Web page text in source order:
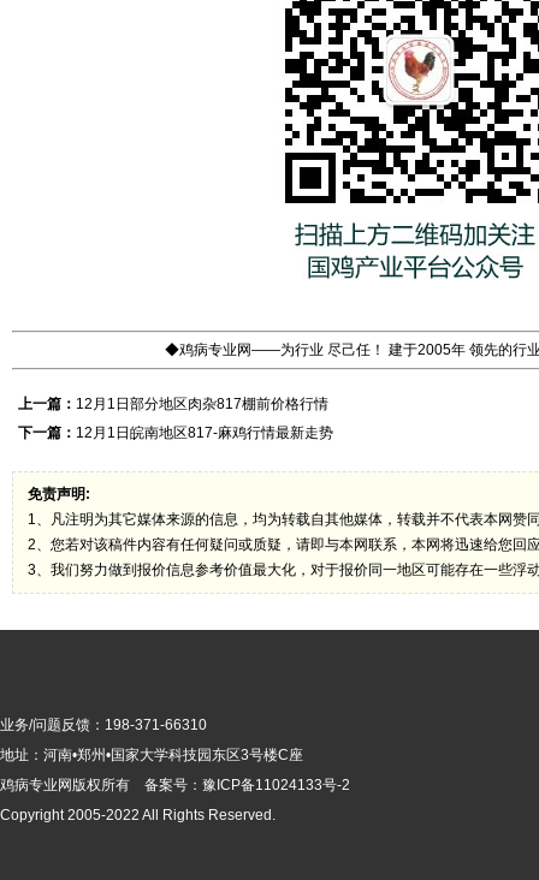
◆鸡病专业网——为行业 尽己任！ 建于2005年 领先的行
上一篇： 12月1日部分地区肉杂817棚前价格行情
下一篇： 12月1日皖南地区817-麻鸡行情最新走势
免责声明:
1、凡注明为其它媒体来源的信息，均为转载自其他媒体，转载并不代表本网赞
2、您若对该稿件内容有任何疑问或质疑，请即与本网联系，本网将迅速给您回
3、我们努力做到报价信息参考价值最大化，对于报价同一地区可能存在一些浮
业务/问题反馈：198-371-66310
地址：河南•郑州•国家大学科技园东区3号楼C座
鸡病专业网版权所有 备案号： 豫ICP备11024133号-2
Copyright 2005-2022 All Rights Reserved.